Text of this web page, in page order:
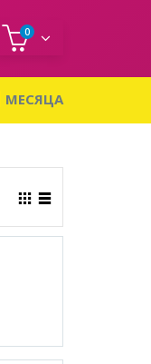
0
МЕСЯЦА